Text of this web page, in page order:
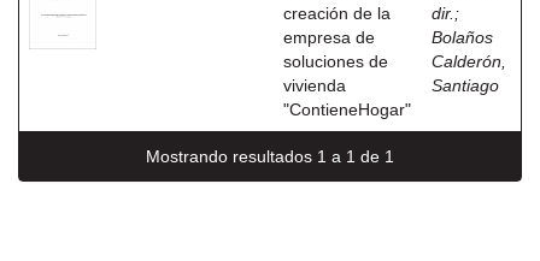
creación de la
empresa de
soluciones de
vivienda
"ContieneHogar"
dir. ;
Bolaños
Calderón,
Santiago
Mostrando resultados 1 a 1 de 1